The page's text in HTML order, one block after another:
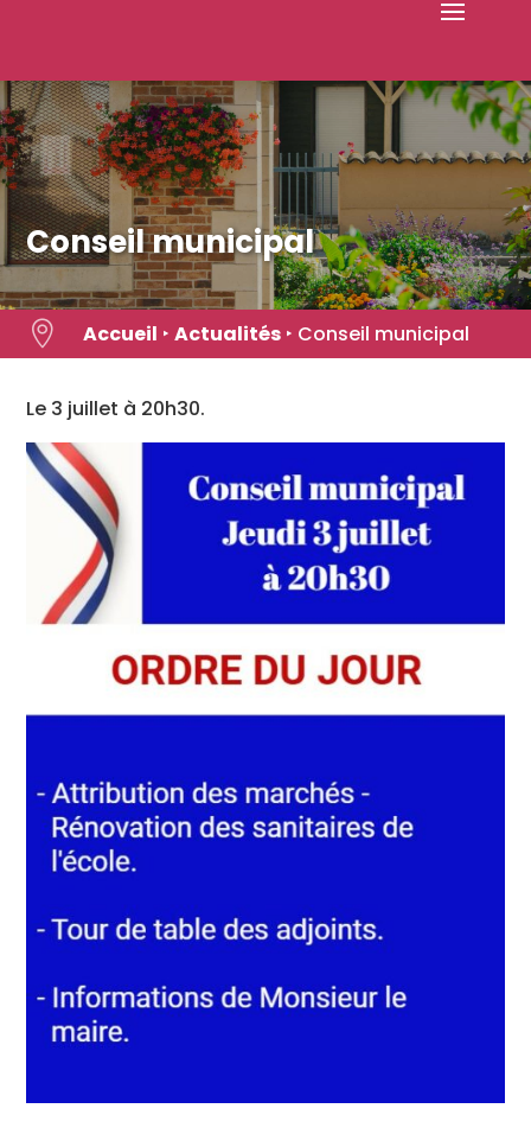
Conseil municipal
 Accueil ‣ Actualités‣ Conseil municipal
Le 3 juillet à 20h30.